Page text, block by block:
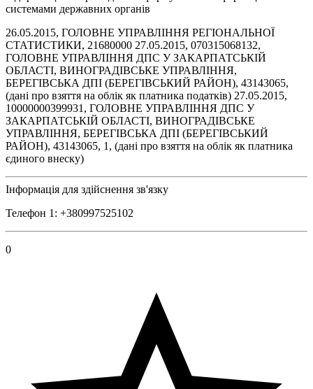
системами державних органів
26.05.2015, ГОЛОВНЕ УПРАВЛІННЯ РЕГІОНАЛЬНОЇ
СТАТИСТИКИ, 21680000 27.05.2015, 070315068132,
ГОЛОВНЕ УПРАВЛІННЯ ДПС У ЗАКАРПАТСЬКІЙ
ОБЛАСТІ, ВИНОГРАДІВСЬКЕ УПРАВЛІННЯ,
БЕРЕГІВСЬКА ДПІ (БЕРЕГІВСЬКИЙ РАЙОН), 43143065,
(дані про взяття на облік як платника податків) 27.05.2015,
10000000399931, ГОЛОВНЕ УПРАВЛІННЯ ДПС У
ЗАКАРПАТСЬКІЙ ОБЛАСТІ, ВИНОГРАДІВСЬКЕ
УПРАВЛІННЯ, БЕРЕГІВСЬКА ДПІ (БЕРЕГІВСЬКИЙ
РАЙОН), 43143065, 1, (дані про взяття на облік як платника
єдиного внеску)
Інформація для здійснення зв'язку
Телефон 1: +380997525102
0